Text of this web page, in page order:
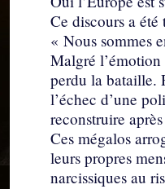
Ce discours a
« Nous sommes
Malgré
perdu la bataille.
l’échec d’une
reconstruire
Ces mégalos
leurs propres
narcissiques au